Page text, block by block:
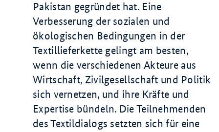
Pakistan gegründet hat. Eine
Verbesserung der sozialen und
ökologischen Bedingungen in der
Textillieferkette gelingt am besten,
wenn die verschiedenen Akteure aus
Wirtschaft, Zivilgesellschaft und Politik
sich vernetzen, und ihre Kräfte und
Expertise bündeln. Die Teilnehmenden
des Textildialogs setzten sich für eine